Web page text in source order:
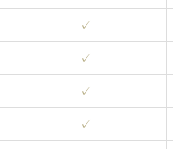
✓
✓
✓
✓